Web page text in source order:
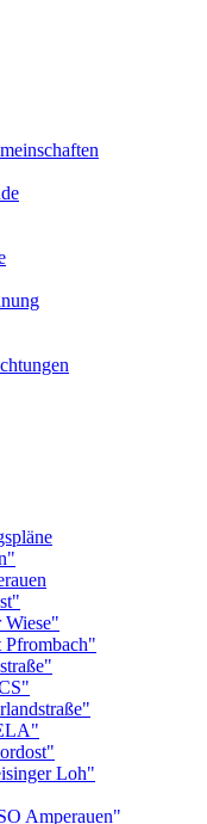
Pfrombach"
Loh"
Amperauen"